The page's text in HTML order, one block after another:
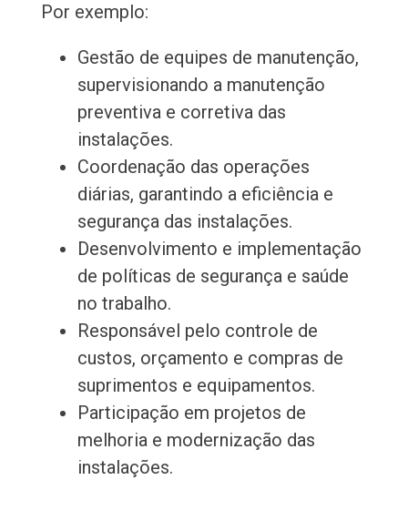
Por exemplo:
Gestão de equipes de manutenção,
supervisionando a manutenção
preventiva e corretiva das
instalações.
Coordenação das operações
diárias, garantindo a eficiência e
segurança das instalações.
Desenvolvimento e implementação
de políticas de segurança e saúde
no trabalho.
Responsável pelo controle de
custos, orçamento e compras de
suprimentos e equipamentos.
Participação em projetos de
melhoria e modernização das
instalações.